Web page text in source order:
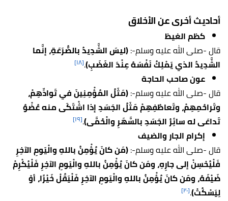
أحاديث أخرى عن الأخلاق
كظم الغيظ
قال -صلى الله عليه وسلم-:(ليسَ الشَّدِيدُ بالصُّرَعَةِ، إنَّما
الشَّدِيدُ الذي يَمْلِكُ نَفْسَهُ عِنْدَ الغَضَبِ).[١٨]
عون صاحب الحاجة
قال -صلى الله عليه وسلم-:(مَثَلُ المُؤْمِنِينَ في تَوادِّهِمْ،
وتَراحُمِهِمْ، وتَعاطُفِهِمْ مَثَلُ الجَسَدِ إذا اشْتَكَى منه عُضْوٌ
تَداعَى له سائِرُ الجَسَدِ بالسَّهَرِ والْحُمَّى).[١٩]
إكرام الجار والضيف
قال -صلى الله عليه وسلم-:(مَن كانَ يُؤْمِنُ باللهِ والْيَومِ الآخِرِ
فَلْيُحْسِنْ إلى جارِهِ، ومَن كانَ يُؤْمِنُ باللهِ والْيَومِ الآخِرِ فَلْيُكْرِمْ
ضَيْفَهُ، ومَن كانَ يُؤْمِنُ باللهِ والْيَومِ الآخِرِ فَلْيَقُلْ خَيْرًا، أوْ
لِيَسْكُتْ).[٢٠]